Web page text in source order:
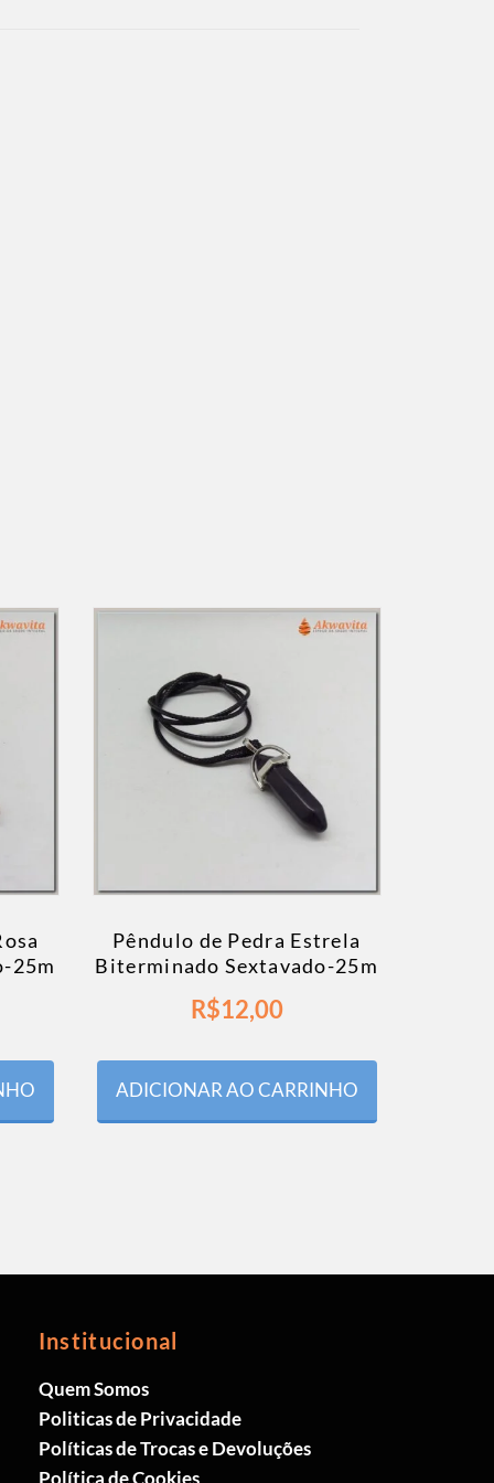
25m
Pêndulo de Pedra Estrela
Biterminado Sextavado-25m
R$12,00
ADICIONAR AO CARRINHO
Institucional
Quem Somos
Politicas de Privacidade
Políticas de Trocas e Devoluções
Política de Cookies